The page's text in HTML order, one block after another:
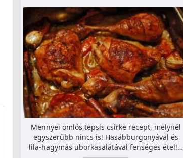
Mennyei omlós tepsis csirke recept, melynél
egyszerűbb nincs is! Hasábburgonyával és
lila-hagymás uborkasalátával fenséges étel!…